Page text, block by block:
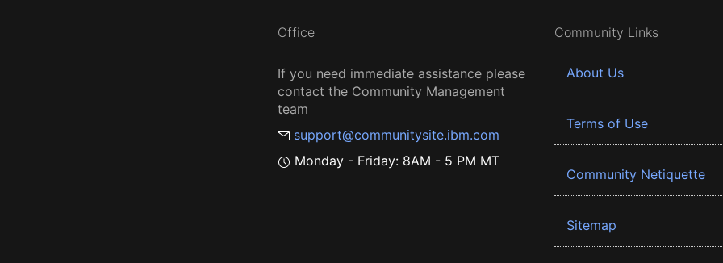
Office
If you need immediate assistance please
contact the Community Management
team
support@communitysite.ibm.com
Monday - Friday: 8AM - 5 PM MT
Community Links
About Us
Terms of Use
Community Netiquette
Sitemap